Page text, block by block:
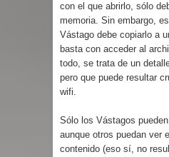
con el que abrirlo, sólo
memoria. Sin embargo,
Vástago debe copiarlo a
basta con acceder al
todo, se trata de un
pero que puede resultar
wifi.
Sólo los Vástagos
aunque otros puedan ver
contenido (eso sí, no